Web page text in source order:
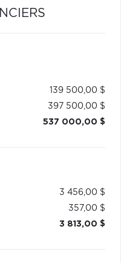
139 500,00 $
397 500,00 $
537 000,00 $
3 456,00 $
357,00 $
3 813,00 $